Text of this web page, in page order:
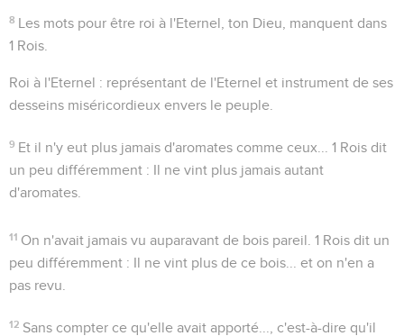
8 Les mots pour être roi à l'Eternel, ton Dieu , manquent dans
1 Rois.
Roi à l'Eternel : représentant de l'Eternel et instrument de ses
desseins miséricordieux envers le peuple.
9 Et il n'y eut plus jamais d'aromates comme ceux...
1 Rois dit
un peu différemment : Il ne vint plus jamais autant
d'aromates
11 On n'avait jamais vu auparavant de bois pareil . 1 Rois dit un
peu différemment : Il ne vint plus de ce bois... et on n'en a
pas revu
12 Sans compter ce qu'elle avait apporté...
, c'est-à-dire qu'il